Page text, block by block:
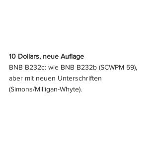
10 Dollars, neue Auflage
BNB B232c: wie BNB B232b (SCWPM 59),
aber mit neuen Unterschriften
(Simons/Milligan-Whyte).